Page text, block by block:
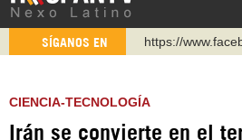
SÍGANOS EN
https://
http://twitter.com/
https://t.me/
CIENCIA-TECNOLOGÍA
Irán se convierte en el